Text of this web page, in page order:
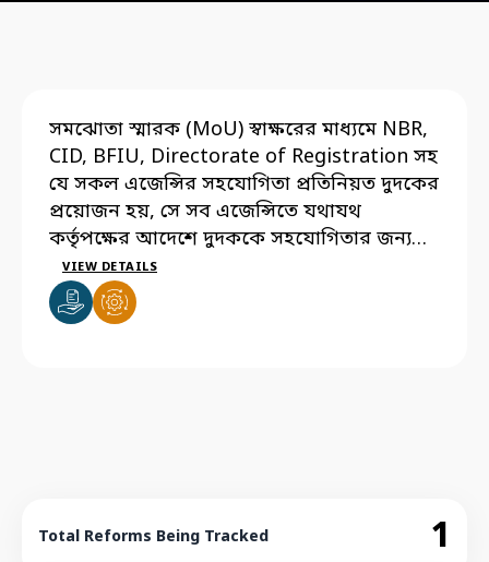
সমঝোতা স্মারক (MoU) স্বাক্ষরের মাধ্যমে NBR,
CID, BFIU, Directorate of Registration সহ
যে সকল এজেন্সির সহযোগিতা প্রতিনিয়ত দুদকের
প্রয়োজন হয়, সে সব এজেন্সিতে যথাযথ
কর্তৃপক্ষের আদেশে দুদককে সহযোগিতার জন্য
ফোকাল পারসন নির্দিষ্ট করতে হবে।
VIEW DETAILS
Total Reforms Being Tracked
1